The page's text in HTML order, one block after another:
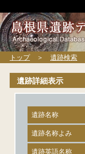
トップ＞ 遺跡検索
遺跡詳細表示
遺跡名称
遺跡名称よみ
遺跡英語名称